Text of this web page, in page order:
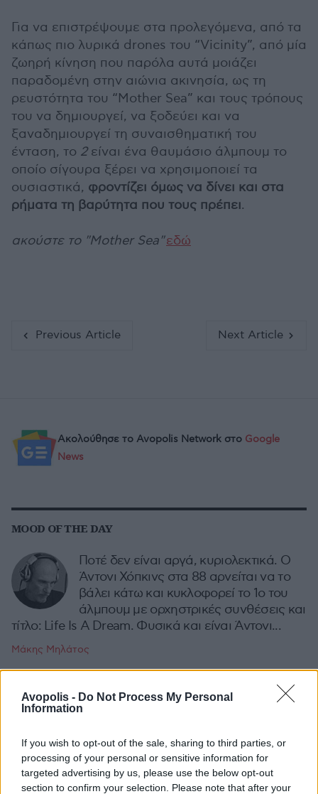
Avopolis - Do Not Process My Personal
Information
If you wish to opt-out of the sale, sharing to third parties, or
processing of your personal or sensitive information for
targeted advertising by us, please use the below opt-out
section to confirm your selection. Please note that after your
Για να επιστρέψουμε στα προλεγόμενα, από τα
κάπως πιο λυρικά drones του “Vicinity”, από μία
ζωηρή κίνηση που παρόλα αυτά μοιάζει
παραδομένη στην αιώνια ακινησία, ως τη
ρευστότητα του “Mother Sea” και τους τρόπους
του να δημιουργεί, να ξοδεύει και να
ξαναδημιουργεί τη συναισθηματική του
ένταση, το 2είναι ένα θαυμάσιο άλμπουμ το
οποίο σίγουρα ξέρει να χρησιμοποιεί τα
ουσιαστικά, φροντίζει όμως να δίνει και στα
ρήματα τη βαρύτητα που τους πρέπει.
ακούστε το "Mother Sea" εδώ
Ακολούθησε το Avopolis Network στο Google
News
MOOD OF THE DAY
Ποτέ δεν είναι αργά, κυριολεκτικά. Ο
Άντονι Χόπκινς στα 88 αρνείται να το
βάλει κάτω και κυκλοφορεί το 1ο του
άλμπουμ με ορχηστρικές συνθέσεις και
τίτλο: Life Is A Dream. Φυσικά και είναι Άντονι...
Μάκης Μηλάτος
Previous Article Next Article